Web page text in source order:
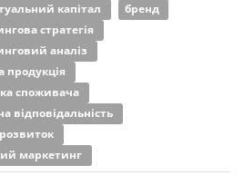
капітал
бренд
стратегія
аналіз
продукція
споживача
відповідальність
маркетинг